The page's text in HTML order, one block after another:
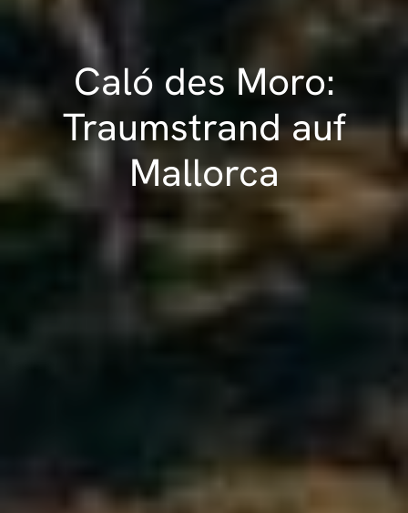
Caló des Moro:
Traumstrand auf
Mallorca